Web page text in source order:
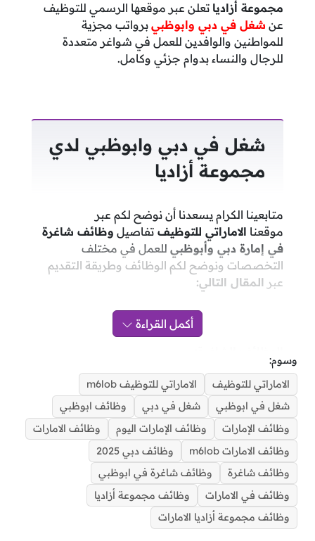
مجموعة أزاديا تعلن عبر موقعها الرسمي للتوظيف
عن شغل في دبي وابوظبيبرواتب مجزية
للمواطنين والوافدين للعمل في شواغر متعددة
للرجال والنساء بدوام جزئي وكامل.
شغل في دبي وابوظبي لدي
مجموعة أزاديا
متابعينا الكرام يسعدنا أن نوضح لكم عبر
موقعنا الاماراتي للتوظيف تفاصيل وظائف شاغرة
في إمارة دبي وأبوظبيللعمل في مختلف
التخصصات ونوضح لكم الوظائف وطريقة التقديم
عبر المقال التالي:
1. موظف مبيعات – دوام جزئي
2. قائد النقل والتوصيل للمتجر الإلكتروني
3. مدير متجر ثاني
4. مساعد مدير ثاني
5. منسق عروض رقمية (Digital Merchandiser)
أكمل القراءة
وسوم:
الاماراتي للتوظيف
الاماراتي للتوظيف m6lob
شغل في ابوظبي
شغل في دبي
وظائف ابوظبي
وظائف الإمارات
وظائف الإمارات اليوم
وظائف الامارات
وظائف الامارات m6lob
وظائف دبي 2025
وظائف شاغرة
وظائف شاغرة في ابوظبي
وظائف في الامارات
وظائف مجموعة أزاديا
وظائف مجموعة أزاديا الامارات